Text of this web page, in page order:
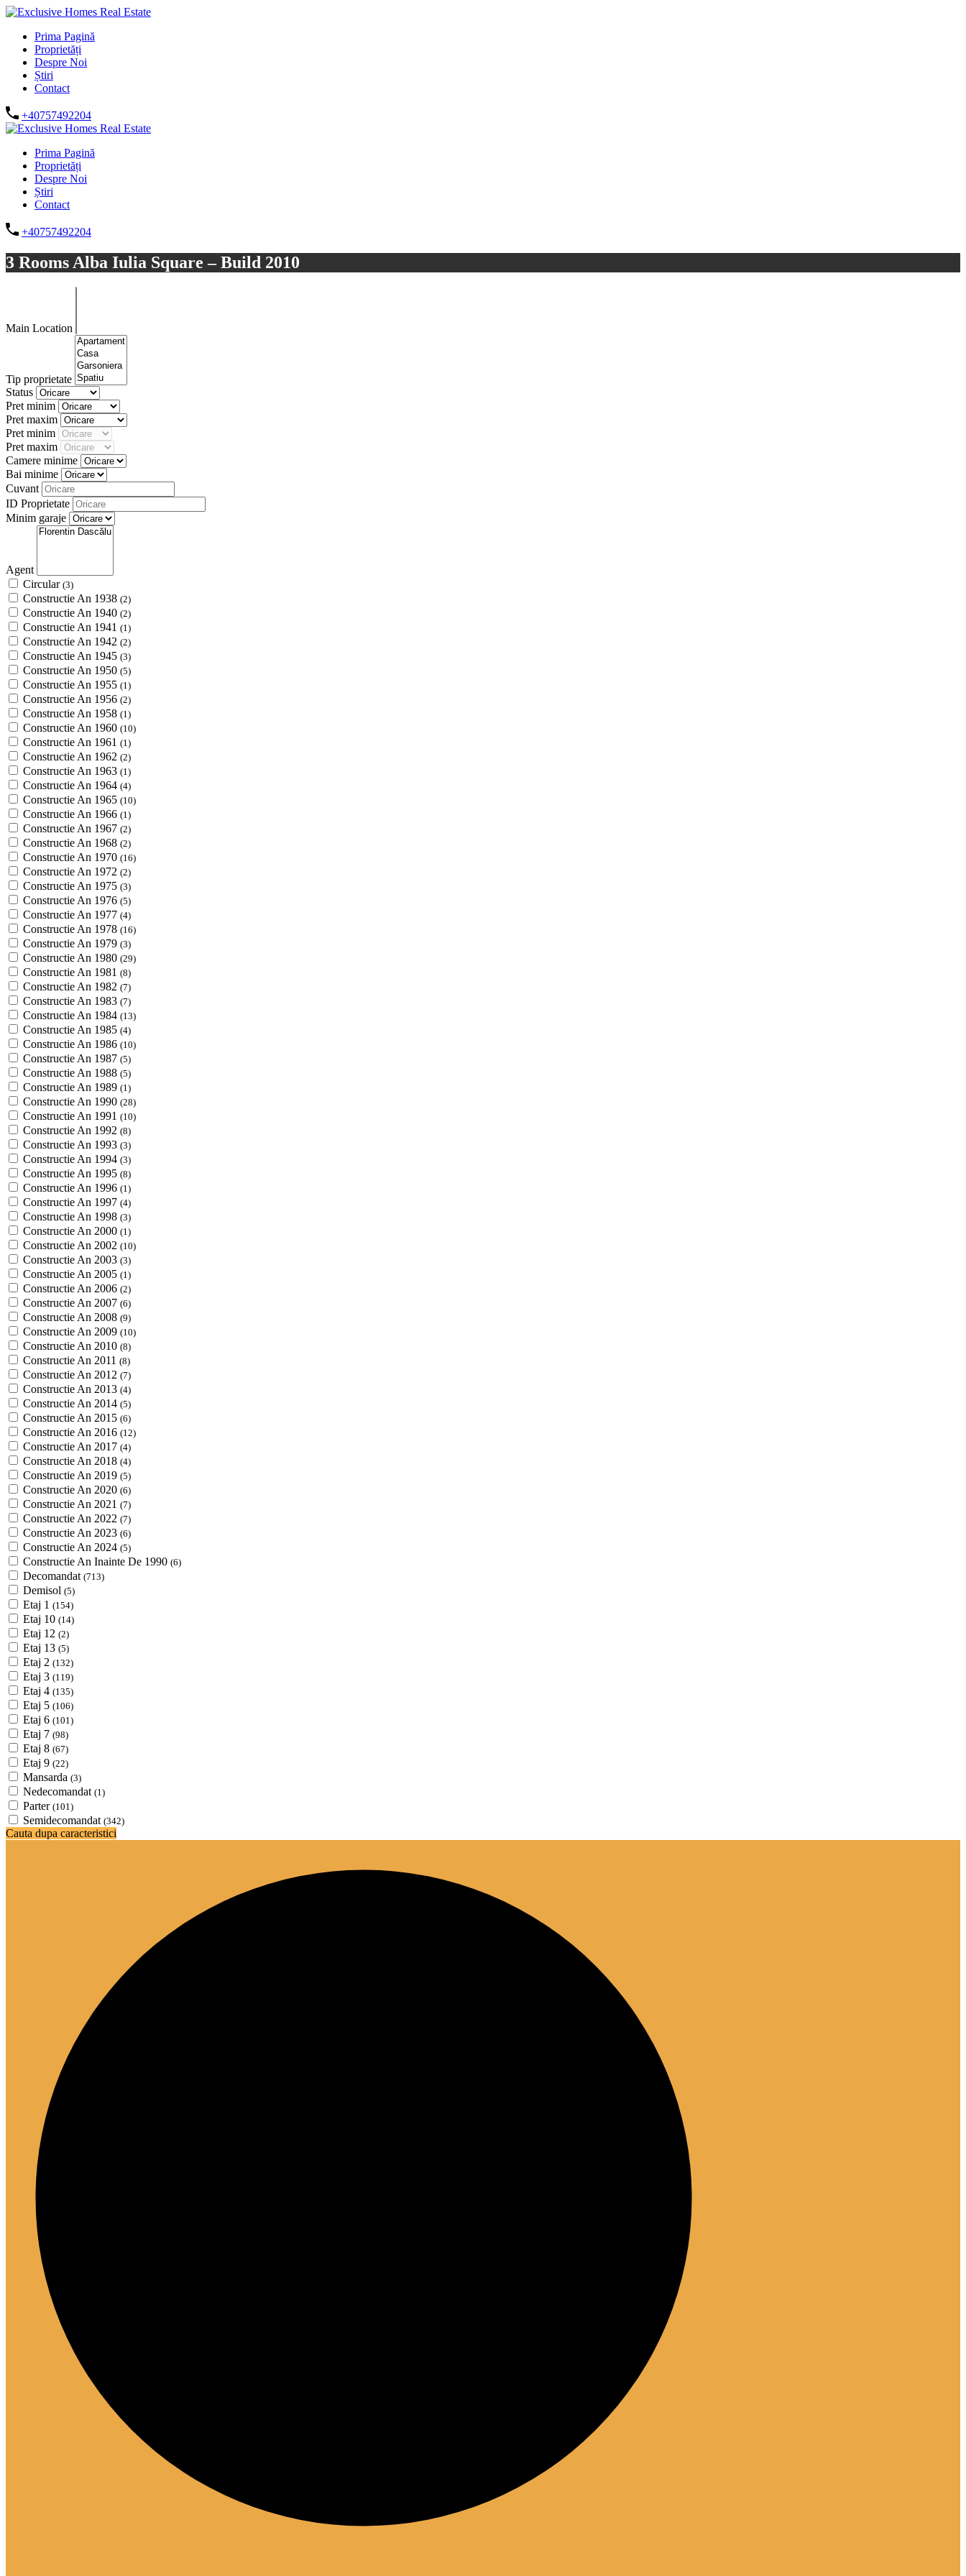
Prima Pagină
Proprietăți
Despre Noi
Știri
Contact
+40757492204
Prima Pagină
Proprietăți
Despre Noi
Știri
Contact
+40757492204
3 Rooms Alba Iulia Square – Build 2010
Main Location
Tip proprietate
Status
Pret minim
Pret maxim
Pret minim
Pret maxim
Camere minime
Bai minime
Cuvant
ID Proprietate
Minim garaje
Agent
Circular (3)
Constructie An 1938 (2)
Constructie An 1940 (2)
Constructie An 1941 (1)
Constructie An 1942 (2)
Constructie An 1945 (3)
Constructie An 1950 (5)
Constructie An 1955 (1)
Constructie An 1956 (2)
Constructie An 1958 (1)
Constructie An 1960 (10)
Constructie An 1961 (1)
Constructie An 1962 (2)
Constructie An 1963 (1)
Constructie An 1964 (4)
Constructie An 1965 (10)
Constructie An 1966 (1)
Constructie An 1967 (2)
Constructie An 1968 (2)
Constructie An 1970 (16)
Constructie An 1972 (2)
Constructie An 1975 (3)
Constructie An 1976 (5)
Constructie An 1977 (4)
Constructie An 1978 (16)
Constructie An 1979 (3)
Constructie An 1980 (29)
Constructie An 1981 (8)
Constructie An 1982 (7)
Constructie An 1983 (7)
Constructie An 1984 (13)
Constructie An 1985 (4)
Constructie An 1986 (10)
Constructie An 1987 (5)
Constructie An 1988 (5)
Constructie An 1989 (1)
Constructie An 1990 (28)
Constructie An 1991 (10)
Constructie An 1992 (8)
Constructie An 1993 (3)
Constructie An 1994 (3)
Constructie An 1995 (8)
Constructie An 1996 (1)
Constructie An 1997 (4)
Constructie An 1998 (3)
Constructie An 2000 (1)
Constructie An 2002 (10)
Constructie An 2003 (3)
Constructie An 2005 (1)
Constructie An 2006 (2)
Constructie An 2007 (6)
Constructie An 2008 (9)
Constructie An 2009 (10)
Constructie An 2010 (8)
Constructie An 2011 (8)
Constructie An 2012 (7)
Constructie An 2013 (4)
Constructie An 2014 (5)
Constructie An 2015 (6)
Constructie An 2016 (12)
Constructie An 2017 (4)
Constructie An 2018 (4)
Constructie An 2019 (5)
Constructie An 2020 (6)
Constructie An 2021 (7)
Constructie An 2022 (7)
Constructie An 2023 (6)
Constructie An 2024 (5)
Constructie An Inainte De 1990 (6)
Decomandat (713)
Demisol (5)
Etaj 1 (154)
Etaj 10 (14)
Etaj 12 (2)
Etaj 13 (5)
Etaj 2 (132)
Etaj 3 (119)
Etaj 4 (135)
Etaj 5 (106)
Etaj 6 (101)
Etaj 7 (98)
Etaj 8 (67)
Etaj 9 (22)
Mansarda (3)
Nedecomandat (1)
Parter (101)
Semidecomandat (342)
Cauta dupa caracteristici